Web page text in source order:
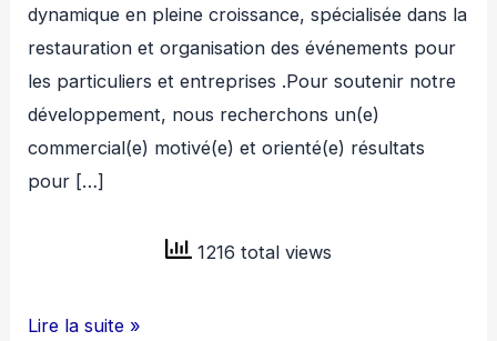
dynamique en pleine croissance, spécialisée dans la
restauration et organisation des événements pour
les particuliers et entreprises .Pour soutenir notre
développement, nous recherchons un(e)
commercial(e) motivé(e) et orienté(e) résultats
pour […]
1216 total views
COMMERCIAL
Lire la suite »